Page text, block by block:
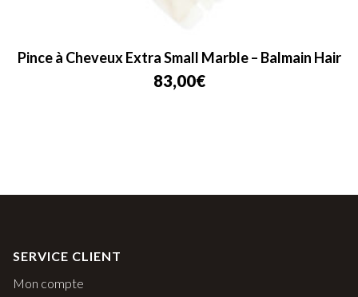
Pince à Cheveux Extra Small Marble – Balmain Hair
83,00€
SERVICE CLIENT
Mon compte